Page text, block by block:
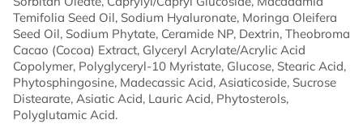
Temifolia Seed Oil, Sodium Hyaluronate, Moringa Oleifera
Seed Oil, Sodium Phytate, Ceramide NP, Dextrin, Theobroma
Cacao (Cocoa) Extract, Glyceryl Acrylate/Acrylic Acid
Copolymer, Polyglyceryl-10 Myristate, Glucose, Stearic Acid,
Phytosphingosine, Madecassic Acid, Asiaticoside, Sucrose
Distearate, Asiatic Acid, Lauric Acid, Phytosterols,
Polyglutamic Acid.